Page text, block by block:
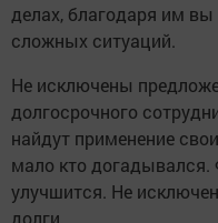
делах, благодаря им
сложных ситуаций.
Не исключены
долгосрочного
найдут применение
мало кто
улучшится. Не
долги.